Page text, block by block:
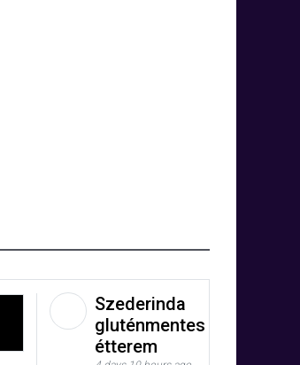
Szederinda
gluténmentes
étterem